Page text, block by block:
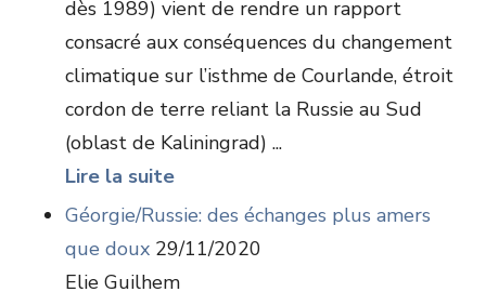
dès 1989) vient de rendre un rapport
consacré aux conséquences du changement
climatique sur l’isthme de Courlande, étroit
cordon de terre reliant la Russie au Sud
(oblast de Kaliningrad) ...
Lire la suite
Géorgie/Russie: des échanges plus amers
que doux 29/11/2020
Elie Guilhem